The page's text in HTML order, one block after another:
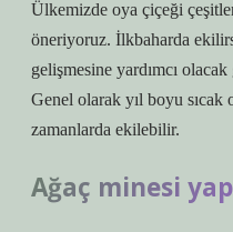
Ülkemizde oya çiçeği
öneriyoruz. İlkbaharda
gelişmesine yardımcı
Genel olarak yıl boyu
zamanlarda ekilebilir.
Ağaç minesi